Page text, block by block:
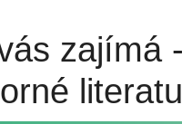
zajímá